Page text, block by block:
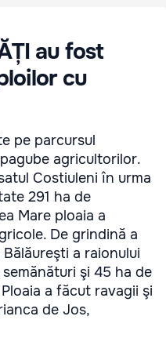
au fost
cu
pe parcursul
agricultorilor.
Costiuleni în urma
291 ha de
Mare ploaia a
De grindină a
a raionului
şi 45 ha de
a făcut ravagii şi
de Jos,